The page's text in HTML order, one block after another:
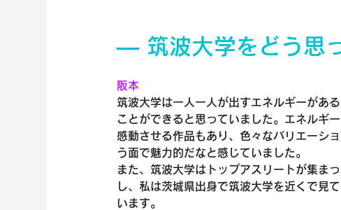
― 筑波大学をどう思
阪本
筑波大学は一人一人が出すエネルギーがあ
ことができると思っていました。エネルギ
感動させる作品もあり、色々なバリエーシ
う面で魅力的だなと感じていました。
また、筑波大学はトップアスリートが集ま
し、私は茨城県出身で筑波大学を近くで見
います。